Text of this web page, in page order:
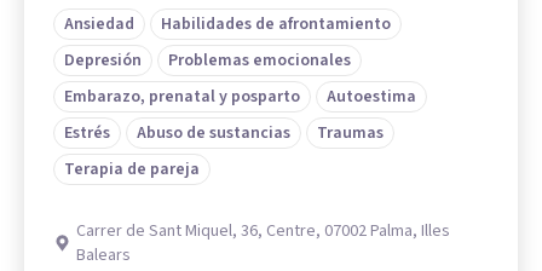
Ansiedad
Habilidades de afrontamiento
Depresión
Problemas emocionales
Embarazo, prenatal y posparto
Autoestima
Estrés
Abuso de sustancias
Traumas
Terapia de pareja
Carrer de Sant Miquel, 36, Centre, 07002 Palma, Illes
Balears